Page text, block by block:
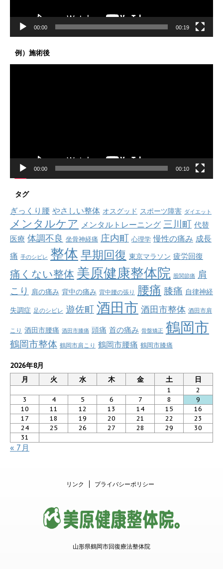
00:00 00:19
例）施術後
00:00 00:10
タグ
ぎっくり腰 やさしい整体 オスグッド スポーツ障害 ダイエット
メンタルケア メンタルトレーニング 三川町 代替
医療 体調不良 坐骨神経痛 庄内町 心理学 慢性の痛み 成長
痛 手のシビレ 整体 早期回復 東京マラソン 疲労回復
痛くない整体 美原健康整体院 股関節痛 肩
こり 肩の痛み 背中の痛み 背中腰の張り 腰痛 膝痛 自律神経
失調症 足のシビレ 遊佐町 酒田市 酒田市整体 酒田市肩
こり 酒田市腰痛 酒田市膝痛 頭痛 首の痛み 骨盤矯正 鶴岡市
鶴岡市整体 鶴岡市肩こり 鶴岡市腰痛 鶴岡市膝痛
2026年8月
月
火 水 木 金 土 日
1
2
3
4 5 6 7 8
9
10
11 12 13 14 15
16
17
18 19 20 21 22
23
24
25 26 27 28 29
30
31
« 7月
リンク プライバシーポリシー
山形県鶴岡市回復療法整体院